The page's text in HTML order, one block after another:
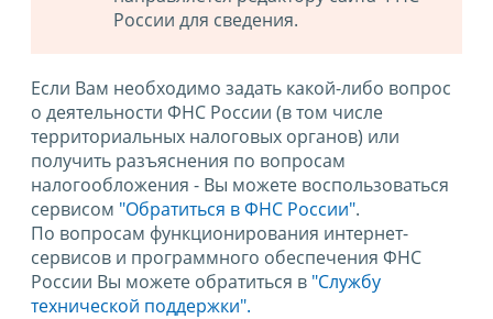
России для сведения.
Если Вам необходимо задать какой-либо вопрос
о деятельности ФНС России (в том числе
территориальных налоговых органов) или
получить разъяснения по вопросам
налогообложения - Вы можете воспользоваться
сервисом "Обратиться в ФНС России".
По вопросам функционирования интернет-
сервисов и программного обеспечения ФНС
России Вы можете обратиться в "Службу
технической поддержки".